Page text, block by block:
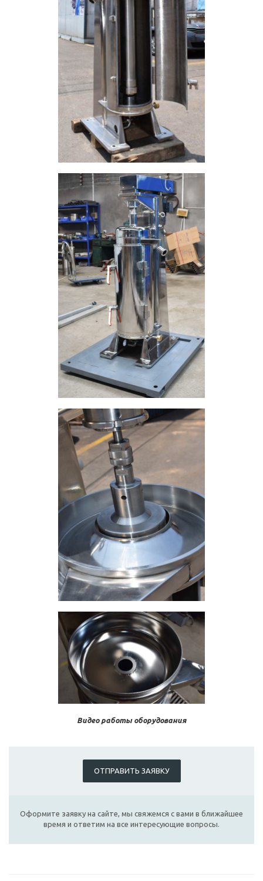
Видео работы оборудования
ОТПРАВИТЬ ЗАЯВКУ
Оформите заявку на сайте, мы свяжемся с вами в ближайшее
время и ответим на все интересующие вопросы.